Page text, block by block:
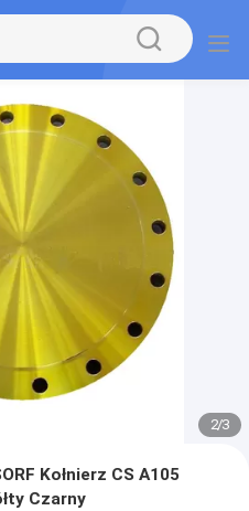
2/3
Kołnierz CS A105
Czarny